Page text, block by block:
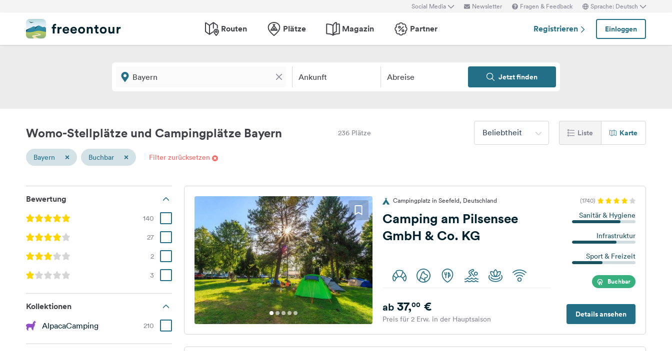
Social Media Newsletter Fragen & Feedback Sprache: Deutsch
Routen Plätze Magazin Partner Registrieren Einloggen
Ankunft Abreise Jetzt finden
Womo-Stellplätze und Campingplätze Bayern 236 Plätze Beliebtheit Liste Karte
Bayern × Buchbar × Filter zurücksetzen
Bewertung
140
27
2
3
Kollektionen
AlpacaCamping 210
Campingplatz in Seefeld, Deutschland (1740)
Camping am Pilsensee
GmbH & Co. KG
Sanitär & Hygiene
Infrastruktur
Sport & Freizeit
Buchbar
Details ansehen
ab37,00€
Preis für 2 Erw. in der Hauptsaison